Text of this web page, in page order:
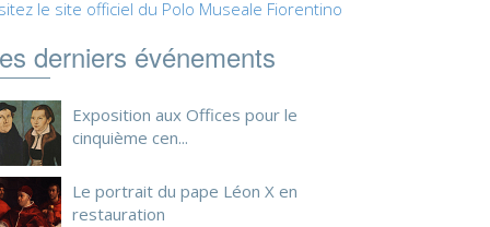
le site officiel du Polo Museale Fiorentino
derniers événements
Exposition aux Offices pour le
cinquième cen...
Le portrait du pape Léon X en
restauration